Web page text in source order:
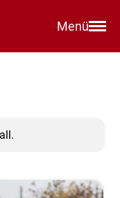
Menü